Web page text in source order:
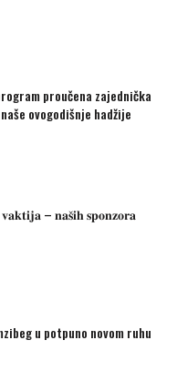
proučena zajednička
ovogodišnje hadžije
– 𝐧𝐚𝐬̌𝐢𝐡 𝐬𝐩𝐨𝐧𝐳𝐨𝐫𝐚
u potpuno novom ruhu